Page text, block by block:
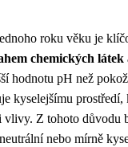
roku věku je
chemických látek
hodnotu pH než
kyselejšímu prostředí,
vlivy. Z tohoto důvodu
nebo mírně